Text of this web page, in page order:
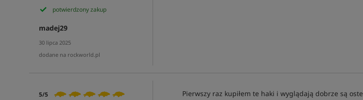
potwierdzony zakup
madej29
30 lipca 2025
dodane na rockworld.pl
5/5 Pierwszy raz kupiłem te haki i wyglądają dobrze są oste